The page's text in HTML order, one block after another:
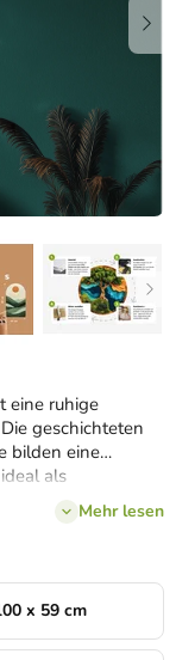
eine ruhige
geschichteten
bilden eine
als
Mehr lesen
x 59 cm